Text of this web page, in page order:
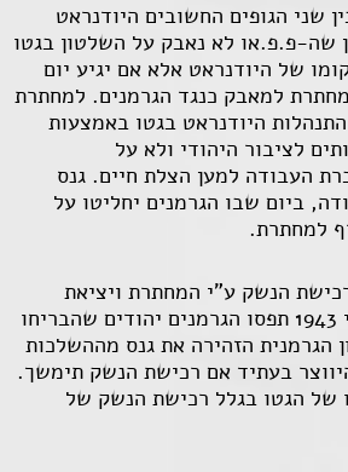
שני הגופים החשובים היודנראט
שה-פ.פ.או לא נאבק על השלטון בגטו
של היודנראט אלא אם יגיע יום
למאבק כנגד הגרמנים. למחתרת
היודנראט בגטו באמצעות
לציבור היהודי ולא על
העבודה למען הצלת חיים. גנס
ביום שבו הגרמנים יחליטו על
למחתרת.
רכישת הנשק ע"י המחתרת ויציאת
צעירים ליערות. במאי 1943 תפסו הגרמנים יהודים שהבריחו
הגרמנית הזהירה את גנס מההשלכות
בעתיד אם רכישת הנשק תימשך.
של הגטו בגלל רכישת הנשק של